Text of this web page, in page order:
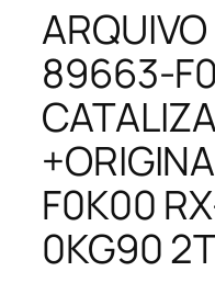
89663-
F0K00
0KG90